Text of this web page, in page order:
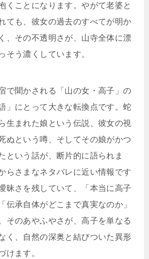
くことになります。やがて老婆と
ても、彼女の過去のすべてが明か
、その不透明さが、山寺全体に漂
そう濃くしています。
で聞かされる「山の女・高子」の
」にとって大きな転換点です。蛇
生まれた娘という伝説、彼女の視
ぬという噂、そしてその娘がかつ
という話が、断片的に語られま
らさまなネタバレに近い情報です
昧さを残していて、「本当に高子
伝承自体がどこまで真実なのか」
そのあやふやさが、高子を単なる
く、自然の深奥と結びついた異形
けます。